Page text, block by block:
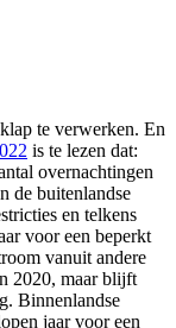
te verwerken. En
is te lezen dat:
overnachtingen
de buitenlandse
en telkens
voor een beperkt
vanuit andere
2020, maar blijft
Binnenlandse
jaar voor een